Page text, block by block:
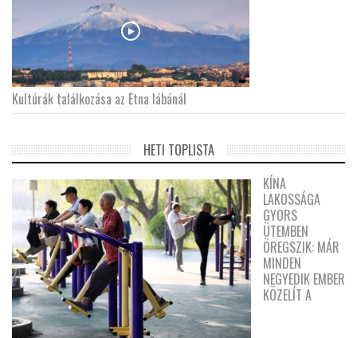
Kultúrák találkozása az Etna lábánál
HETI TOPLISTA
KÍNA
LAKOSSÁGA
GYORS
ÜTEMBEN
ÖREGSZIK: MÁR
MINDEN
NEGYEDIK EMBER
KÖZELÍT A